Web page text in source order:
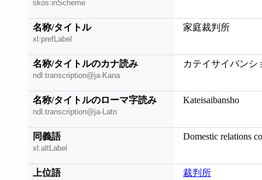
skos:inScheme
名称/タイトル
xl:prefLabel
家庭裁判所
名称/タイトルのカナ読み
ndl:transcription@ja-Kana
カテイサイバンシ
名称/タイトルのローマ字読み
ndl:transcription@ja-Latn
Kateisaibansho
同義語
xl:altLabel
Domestic relations
上位語 裁判所